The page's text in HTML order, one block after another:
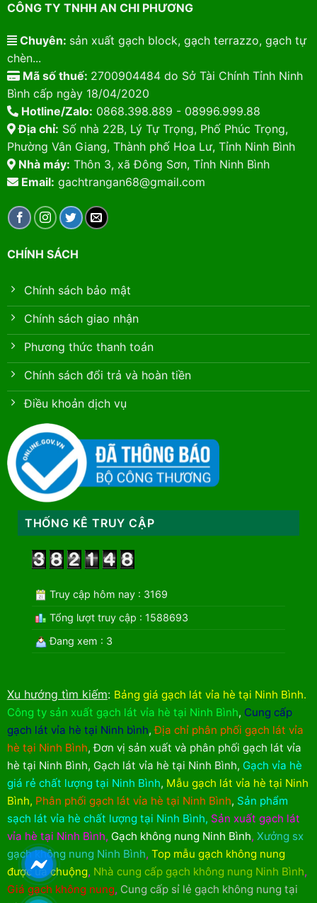
CÔNG TY TNHH AN CHI PHƯƠNG
Chuyên: sản xuất gạch block, gạch terrazzo, gạch tự
chèn...
Mã số thuế: 2700904484 do Sở Tài Chính Tỉnh Ninh
Bình cấp ngày 18/04/2020
Hotline/Zalo: 0868.398.889 - 08996.999.88
Địa chỉ: Số nhà 22B, Lý Tự Trọng, Phố Phúc Trọng,
Phường Vân Giang, Thành phố Hoa Lư, Tỉnh Ninh Bình
Nhà máy: Thôn 3, xã Đông Sơn, Tỉnh Ninh Bình
Email: gachtrangan68@gmail.com
CHÍNH SÁCH
Chính sách bảo mật
Chính sách giao nhận
Phương thức thanh toán
Chính sách đổi trả và hoàn tiền
Điều khoản dịch vụ
THỐNG KÊ TRUY CẬP
Truy cập hôm nay : 3169
Tổng lượt truy cập : 1588693
Đang xem : 3
Xu hướng tìm kiếm: Bảng giá gạch lát vỉa hè tại Ninh Bình.
Công ty sản xuất gạch lát vỉa hè tại Ninh Bình, Cung cấp
gạch lát vỉa hè tại Ninh bình,Địa chỉ phân phối gạch lát vỉa
hè tại Ninh Bình,Đơn vị sản xuất và phân phối gạch lát vỉa
hè tại Ninh Bình, Gạch lát vỉa hè tại Ninh Bình, Gạch vỉa hè
giá rẻ chất lượng tại Ninh Bình, Mẫu gạch lát vỉa hè tại Ninh
Bình, Phân phối gạch lát vỉa hè tại Ninh Bình, Sản phẩm
sạch lát vỉa hè chất lượng tại Ninh Bình, Sản xuất gạch lát
vỉa hè tại Ninh Bình, Gạch không nung Ninh Bình, Xưởng sx
gạch không nung Ninh Bình, Top mẫu gạch không nung
được ưa chuộng, Nhà cung cấp gạch không nung Ninh Bình,
Giá gạch không nung, Cung cấp sỉ lẻ gạch không nung tại